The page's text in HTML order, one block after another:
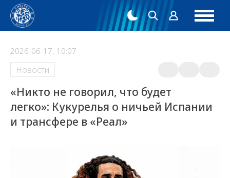
2026-06-17, 10:07
Новости
«Никто не говорил, что будет
легко»: Кукурелья о ничьей Испании
и трансфере в «Реал»